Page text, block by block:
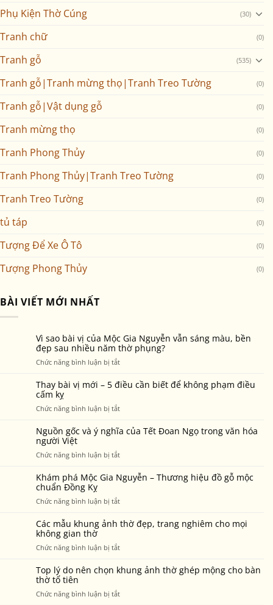
Phụ Kiện Thờ Cúng (30)
Tranh chữ (0)
Tranh gỗ (535)
Tranh gỗ|Tranh mừng thọ|Tranh Treo Tường (0)
Tranh gỗ|Vật dụng gỗ (0)
Tranh mừng thọ (0)
Tranh Phong Thủy (0)
Tranh Phong Thủy|Tranh Treo Tường (0)
Tranh Treo Tường (0)
tủ táp (0)
Tượng Để Xe Ô Tô (0)
Tượng Phong Thủy (0)
BÀI VIẾT MỚI NHẤT
Vì sao bài vị của Mộc Gia Nguyễn vẫn sáng màu, bền
đẹp sau nhiều năm thờ phụng?
Chức năng bình luận bị tắtở
sao
của
Gia
vẫn
màu,
sau
năm
phụng?
Thay bài vị mới – 5 điều cần biết để không phạm điều
cấm kỵ
Chức năng bình luận bị tắtở
bài
–
điều
biết
không
cấm
Nguồn gốc và ý nghĩa của Tết Đoan Ngọ trong văn hóa
người Việt
Chức năng bình luận bị tắtở
gốc
và
nghĩa
Tết
Ngọ
văn
Việt
Khám phá Mộc Gia Nguyễn – Thương hiệu đồ gỗ mộc
chuẩn Đồng Kỵ
Chức năng bình luận bị tắtở
phá
Nguyễn
Thương
đồ
Các mẫu khung ảnh thờ đẹp, trang nghiêm cho mọi
không gian thờ
Chức năng bình luận bị tắtở
mẫu
khung
thờ
Top lý do nên chọn khung ảnh thờ ghép mộng cho bàn
thờ tổ tiên
Chức năng bình luận bị tắtở